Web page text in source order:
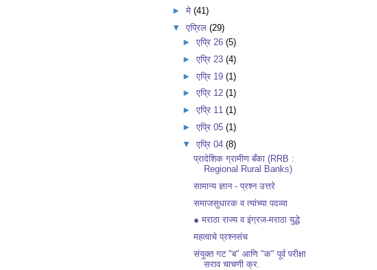
► मे (41)
▼ एप्रिल (29)
►एप्रि 26(5)
►एप्रि 23(4)
►एप्रि 19(1)
►एप्रि 12(1)
►एप्रि 11(1)
►एप्रि 05(1)
▼एप्रि 04(8)
प्रादेशिक ग्रामीण बँका (RRB :
Regional Rural Banks)
सामान्य ज्ञान - प्रश्न उत्तरे
समाजसुधारक व त्यांच्या पदव्या
● मराठा राज्य व इंग्रज-मराठा युद्धे
महत्वाचे प्रश्नसंच
संयुक्त गट "ब" आणि "क" पूर्व परीक्षा
सराव चाचणी क्र.